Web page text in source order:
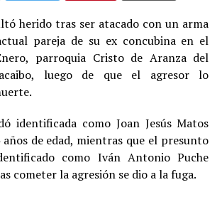
herido tras ser atacado con un arma
pareja de su ex concubina en el
parroquia Cristo de Aranza del
luego de que el agresor lo
identificada como Joan Jesús Matos
años de edad, mientras que el presunto
como Iván Antonio Puche
cometer la agresión se dio a la fuga.